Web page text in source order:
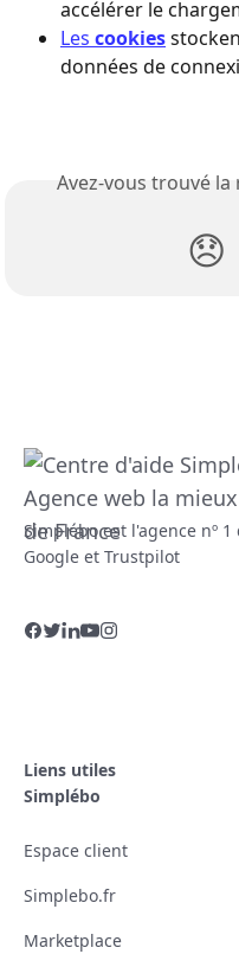
accélérer le
Les cookies
données de
Avez-vous trouvé
😞
Simplébo est l'agence nº 1
Google et Trustpilot
Liens utiles
Simplébo
Espace client
Simplebo.fr
Marketplace